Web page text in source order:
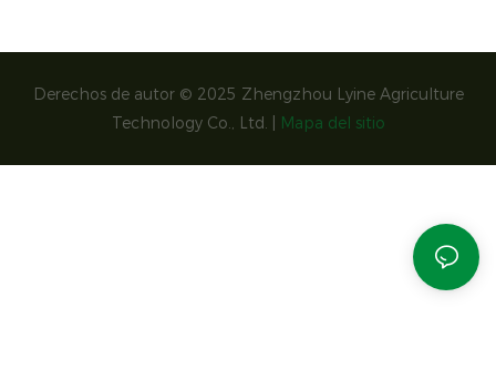
Derechos de autor © 2025 Zhengzhou Lyine Agriculture
Technology Co., Ltd. |
Mapa del sitio